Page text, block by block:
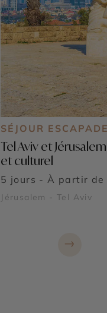
SÉJOUR
Tel Aviv et
et culturel
5 jours - À partir de
Jérusalem - Tel Aviv
→